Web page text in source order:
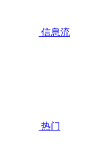
信息流
热门